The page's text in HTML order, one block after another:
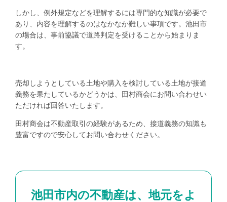
しかし、例外規定などを理解するには専門的な知識が必要で
あり、内容を理解するのはなかなか難しい事項です。池田市
の場合は、事前協議で道路判定を受けることから始まりま
す。
売却しようとしている土地や購入を検討している土地が接道
義務を果たしているかどうかは、田村商会にお問い合わせい
ただければ回答いたします。
田村商会は不動産取引の経験があるため、接道義務の知識も
豊富ですので安心してお問い合わせください。
池田市内の不動産は、地元をよ